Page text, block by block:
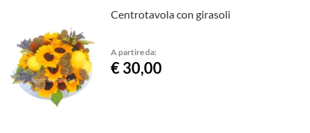
Centrotavola con girasoli
A partire da:
€ 30,00